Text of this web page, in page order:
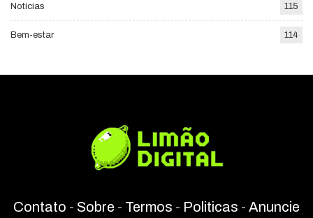
Notícias 115
Bem-estar 114
Contato - Sobre - Termos - Politicas - Anuncie